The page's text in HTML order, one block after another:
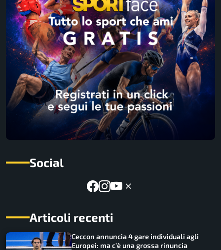
Social
Articoli recenti
Ceccon annuncia 4 gare individuali agli
Europei: ma c’è una grossa rinuncia